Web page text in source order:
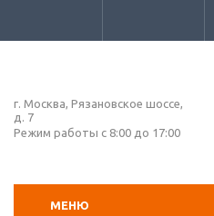
г. Москва, Рязановское шоссе,
д. 7
Режим работы с 8:00 до 17:00
МЕНЮ